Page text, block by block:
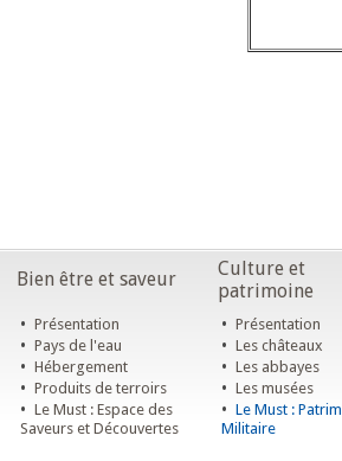
Bien être et saveur
Culture et
patrimoine
• Présentation
• Pays de l'eau
• Hébergement
• Produits de terroirs
• Le Must : Espace des
Saveurs et Découvertes
• Présentation
• Les châteaux
• Les abbayes
• Les musées
• Le Must :
Militaire